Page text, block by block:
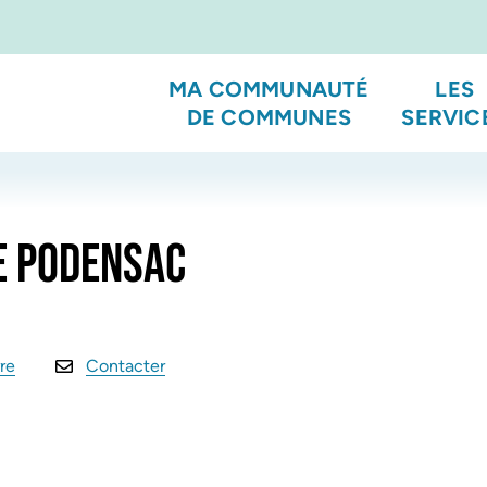
MA COMMUNAUTÉ
DE COMMUNES
LES
Contacter